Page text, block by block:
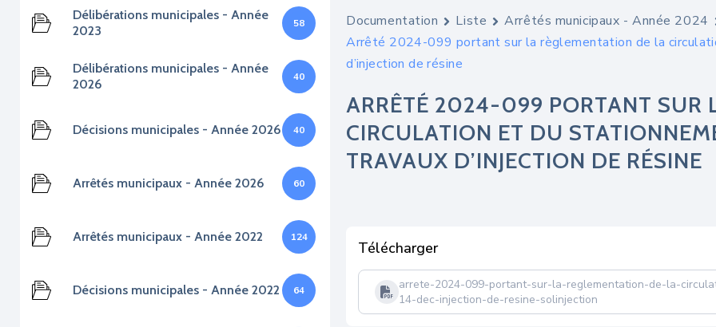
Délibérations municipales - Année
2023
58
Délibérations municipales - Année
2026
40
Décisions municipales - Année 2026 40
Arrêtés municipaux - Année 2026 60
Arrêtés municipaux - Année 2022 124
Décisions municipales - Année 2022 64
Documentation Liste
Arrêtés municipaux - Année 2024
Arrêté 2024-099 portant sur la règlementation de la
d’injection de résine
ARRÊTÉ 2024-099 PORTANT SUR
CIRCULATION ET DU
TRAVAUX D’INJECTION DE RÉSINE
Télécharger
arrete-2024-099-portant-sur-la-reglementation-de-la-
14-dec-injection-de-resine-solinjection